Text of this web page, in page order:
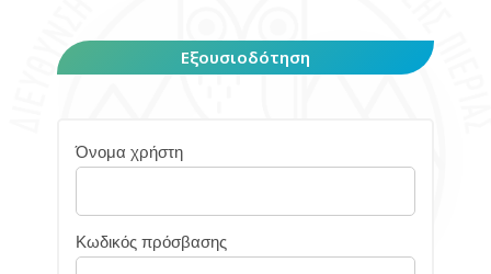
Εξουσιοδότηση
Όνομα χρήστη
Κωδικός πρόσβασης